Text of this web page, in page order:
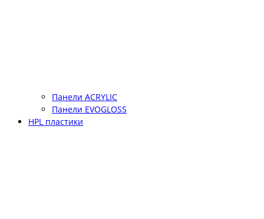
Панели ACRYLIC
Панели EVOGLOSS
HPL пластики